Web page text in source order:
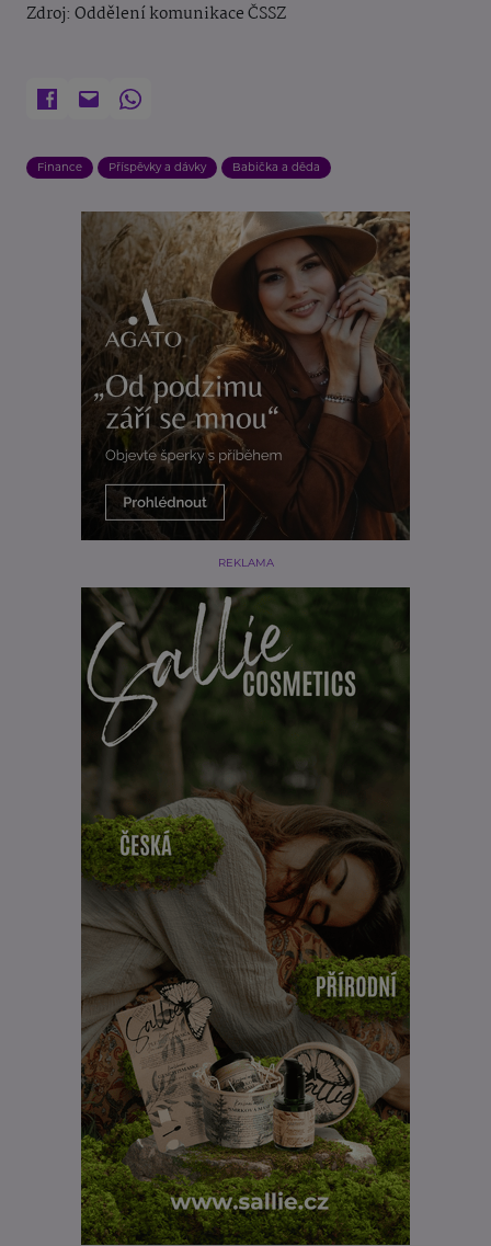
Zdroj: Oddělení komunikace ČSSZ
Finance Příspěvky a dávky Babička a děda
REKLAMA